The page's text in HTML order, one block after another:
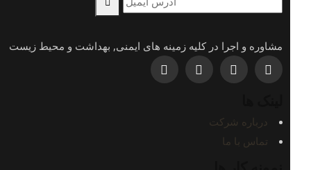
مشاوره و اجرا در کلیه زمینه های ایمنی, بهداشت و محیط زیست
درباره شرکت
تماس با ما